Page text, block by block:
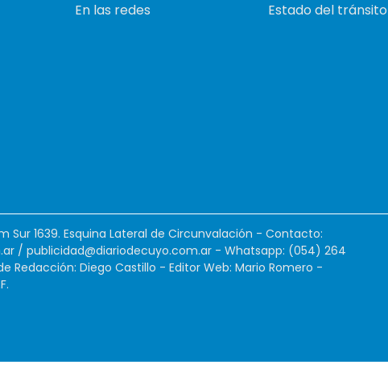
En las redes
Estado del tránsito
Sur 1639. Esquina Lateral de Circunvalación - Contacto:
/ publicidad@diariodecuyo.com.ar - Whatsapp: (054) 264
Redacción: Diego Castillo - Editor Web: Mario Romero -